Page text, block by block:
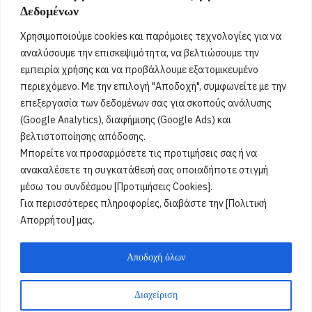
Δεδομένων
Χρησιμοποιούμε cookies και παρόμοιες τεχνολογίες για να
αναλύσουμε την επισκεψιμότητα, να βελτιώσουμε την
εμπειρία χρήσης και να προβάλλουμε εξατομικευμένο
περιεχόμενο. Με την επιλογή "Αποδοχή", συμφωνείτε με την
επεξεργασία των δεδομένων σας για σκοπούς ανάλυσης
(Google Analytics), διαφήμισης (Google Ads) και
βελτιστοποίησης απόδοσης.
Μπορείτε να προσαρμόσετε τις προτιμήσεις σας ή να
ανακαλέσετε τη συγκατάθεσή σας οποιαδήποτε στιγμή
μέσω του συνδέσμου [Προτιμήσεις Cookies].
Για περισσότερες πληροφορίες, διαβάστε την [Πολιτική
Απορρήτου] μας.
Διαχείριση
Αποδοχή όλων
Τριανταφυλλένια, Τριανταφυλλίνη, Ρόζα,
Τριαντάφυλλος, Τριανταφύλλης, Φύλλης, Φύλλιος,
Τριανταφυλλένιος, Τριανταφυλλίνος, Ντάφυ, Ντάφι
Όροι Χρήσης
Πολιτική Ορθής Χρήσης
Email : info@acharnestimes.gr